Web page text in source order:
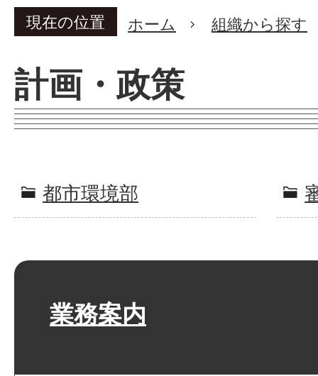
現在の位置 ホーム 組織から探す
計画・政策
都市環境部
業務案内